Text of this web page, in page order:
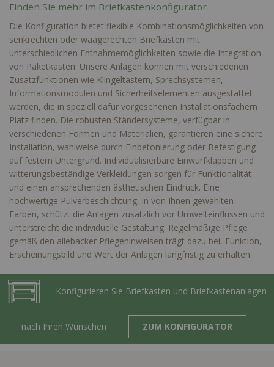
Finden Sie mehr im Briefkastenkonfigurator
Die Konfiguration bietet flexible Kombinationsmöglichkeiten von
senkrechten oder waagerechten Briefkästen mit
unterschiedlichen Entnahmemöglichkeiten sowie die Integration
von Paketkästen. Unsere Anlagen können mit verschiedenen
Zusatzfunktionen wie Klingeltastern, Sprechsystemen,
Informationsmodulen und Sicherheitselementen ausgestattet
werden, die in speziell dafür vorgesehenen Installationsfächern
Platz finden. Die robusten Ständersysteme, verfügbar in
verschiedenen Formen und Materialien, garantieren eine sichere
Installation, wahlweise durch Einbetonierung oder Befestigung
auf festem Untergrund. Individualisierbare Einwurfklappen und
witterungsbeständige Verkleidungen sorgen für Funktionalität
und einen ansprechenden ästhetischen Eindruck. Eine
hochwertige Pulverbeschichtung, in von Ihnen gewählten
Farben, schützt die Anlagen zusätzlich vor Umwelteinflüssen und
unterstreicht die individuelle Gestaltung. Regelmäßige Pflege
gemäß den allebacker Pflegehinweisen trägt dazu bei, Funktion,
Erscheinungsbild und Wert der Anlagen langfristig zu erhalten.
Konfigurieren Sie Briefkästen und Briefkastenanlagen
nach Ihren Wünschen ZUM KONFIGURATOR